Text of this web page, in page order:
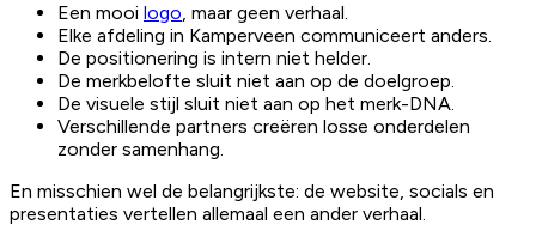
Een mooi logo, maar geen verhaal.
Elke afdeling in Kamperveen communiceert anders.
De positionering is intern niet helder.
De merkbelofte sluit niet aan op de doelgroep.
De visuele stijl sluit niet aan op het merk-DNA.
Verschillende partners creëren losse onderdelen
zonder samenhang.
En misschien wel de belangrijkste: de website, socials en
presentaties vertellen allemaal een ander verhaal.